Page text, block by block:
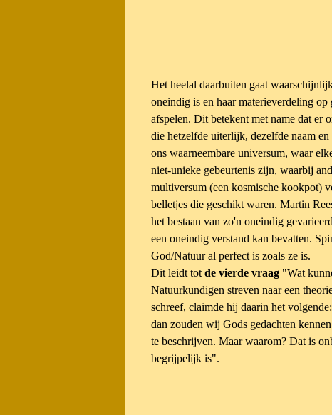
Het heelal daarbuiten gaat
oneindig is en haar materieverdeling
afspelen. Dit betekent met name dat er
die hetzelfde uiterlijk, dezelfde naam
ons waarneembare universum, waar
niet-unieke gebeurtenis zijn, waarbij
multiversum (een kosmische kookpot)
belletjes die geschikt waren. Martin
het bestaan van zo'n oneindig
een oneindig verstand kan bevatten.
God/Natuur al perfect is zoals ze is.
Dit leidt totde vierde vraag "Wat
Natuurkundigen streven naar een
schreef, claimde hij daarin het
dan zouden wij Gods gedachten
te beschrijven. Maar waarom? Dat is
begrijpelijk is".